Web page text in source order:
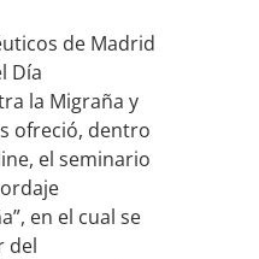
de Madrid
Día
la Migraña y
ofreció, dentro
el seminario
en el cual se
del